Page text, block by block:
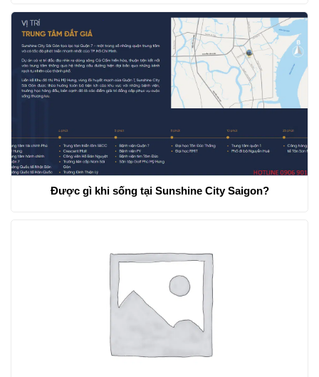
Được gì khi sống tại Sunshine City Saigon?